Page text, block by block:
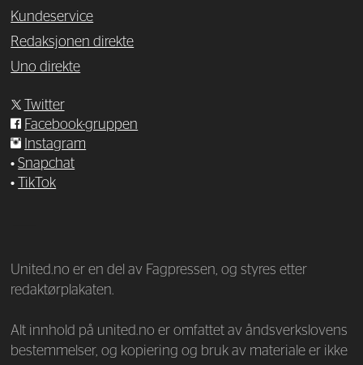
Kundeservice
Redaksjonen direkte
Uno direkte
Twitter
Facebook-gruppen
Instagram
•Snapchat
•
TikTok
United.no er en del av Fagpressen, og styres etter
redaktørplakaten.
Alt innhold på united.no er omfattet av åndsverkslovens
bestemmelser, og kopiering og bruk av materiale er ikke